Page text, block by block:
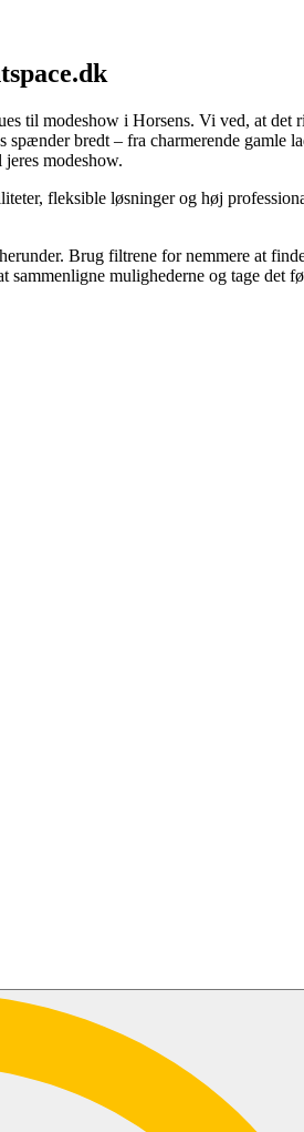
til modeshow i Horsens. Vi ved, at
bredt – fra charmerende gamle
modeshow.
fleksible løsninger og høj
Brug filtrene for nemmere at
mulighederne og tage det